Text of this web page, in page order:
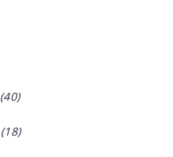
(40)
(18)